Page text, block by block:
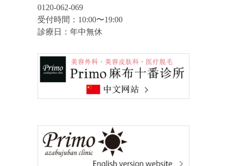
0120-062-069
受付時間：10:00〜19:00
診療日：年中無休